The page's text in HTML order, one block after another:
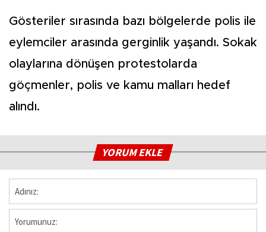
Gösteriler sırasında bazı bölgelerde polis ile
eylemciler arasında gerginlik yaşandı. Sokak
olaylarına dönüşen protestolarda
göçmenler, polis ve kamu malları hedef
alındı.
YORUM EKLE